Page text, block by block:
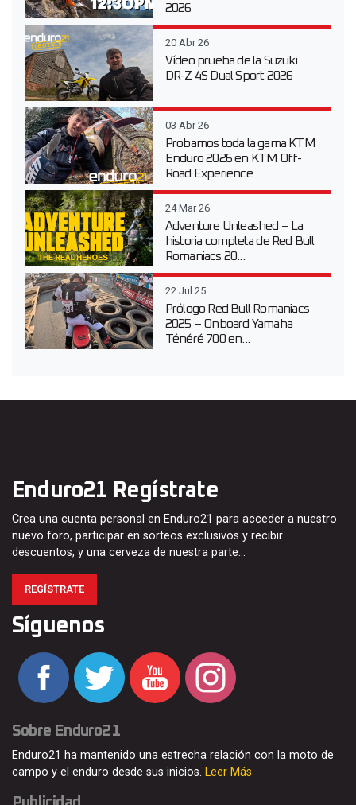
2026
20 Abr 26
Vídeo prueba de la Suzuki
DR-Z 4S Dual Sport 2026
03 Abr 26
Probamos toda la gama KTM
Enduro 2026 en KTM Off-
Road Experience
24 Mar 26
Adventure Unleashed – La
historia completa de Red Bull
Romaniacs 20...
22 Jul 25
Prólogo Red Bull Romaniacs
2025 – Onboard Yamaha
Ténéré 700 en...
Enduro21 Regístrate
Crea una cuenta personal en Enduro21 para acceder a nuestro
nuevo foro, participar en sorteos exclusivos y recibir
descuentos, y una cerveza de nuestra parte…
REGÍSTRATE
Síguenos
Sobre Enduro21
Enduro21 ha mantenido una estrecha relación con la moto de
campo y el enduro desde sus inicios. Leer Más